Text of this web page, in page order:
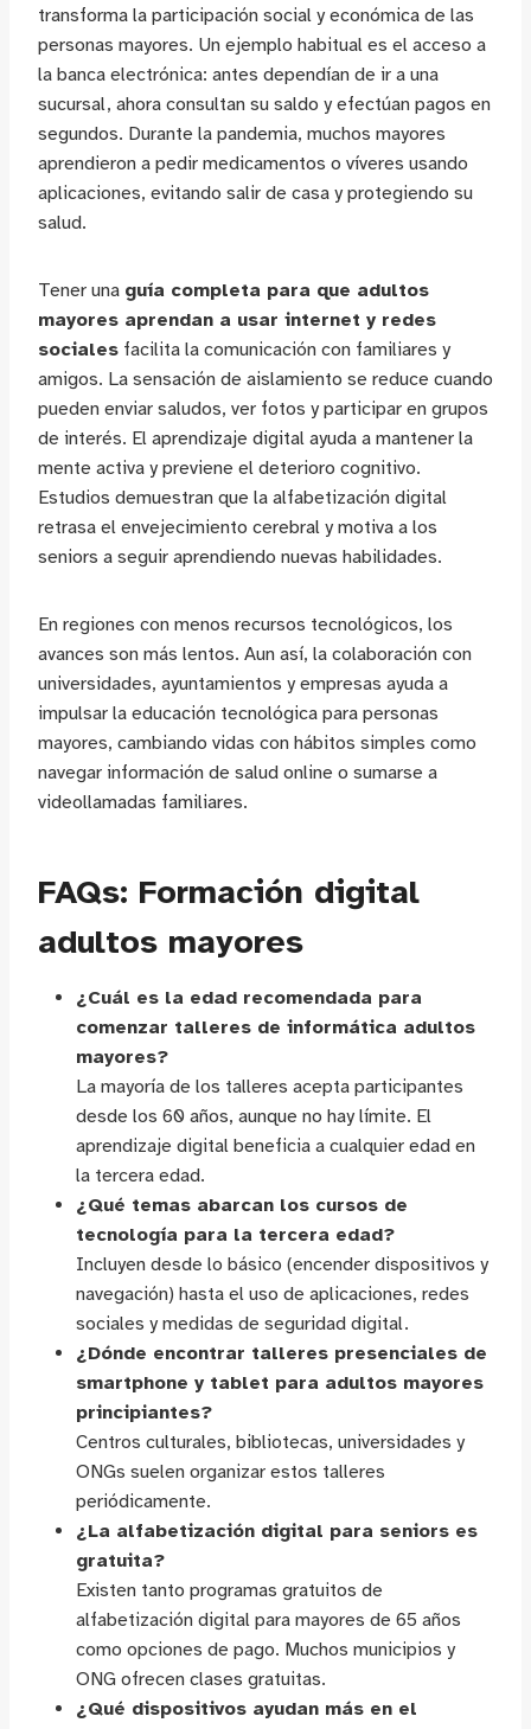
transforma la participación social y económica de las
personas mayores. Un ejemplo habitual es el acceso a
la banca electrónica: antes dependían de ir a una
sucursal, ahora consultan su saldo y efectúan pagos en
segundos. Durante la pandemia, muchos mayores
aprendieron a pedir medicamentos o víveres usando
aplicaciones, evitando salir de casa y protegiendo su
salud.
Tener una guía completa para que adultos
mayores aprendan a usar internet y redes
sociales facilita la comunicación con familiares y
amigos. La sensación de aislamiento se reduce cuando
pueden enviar saludos, ver fotos y participar en grupos
de interés. El aprendizaje digital ayuda a mantener la
mente activa y previene el deterioro cognitivo.
Estudios demuestran que la alfabetización digital
retrasa el envejecimiento cerebral y motiva a los
seniors a seguir aprendiendo nuevas habilidades.
En regiones con menos recursos tecnológicos, los
avances son más lentos. Aun así, la colaboración con
universidades, ayuntamientos y empresas ayuda a
impulsar la educación tecnológica para personas
mayores, cambiando vidas con hábitos simples como
navegar información de salud online o sumarse a
videollamadas familiares.
FAQs: Formación digital
adultos mayores
¿Cuál es la edad recomendada para
comenzar talleres de informática adultos
mayores?
La mayoría de los talleres acepta participantes
desde los 60 años, aunque no hay límite. El
aprendizaje digital beneficia a cualquier edad en
la tercera edad.
¿Qué temas abarcan los cursos de
tecnología para la tercera edad?
Incluyen desde lo básico (encender dispositivos y
navegación) hasta el uso de aplicaciones, redes
sociales y medidas de seguridad digital.
¿Dónde encontrar talleres presenciales de
smartphone y tablet para adultos mayores
principiantes?
Centros culturales, bibliotecas, universidades y
ONGs suelen organizar estos talleres
periódicamente.
¿La alfabetización digital para seniors es
gratuita?
Existen tanto programas gratuitos de
alfabetización digital para mayores de 65 años
como opciones de pago. Muchos municipios y
ONG ofrecen clases gratuitas.
¿Qué dispositivos ayudan más en el